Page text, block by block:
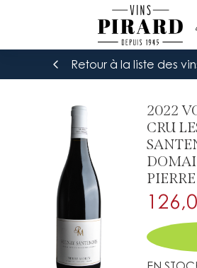
Retour à la liste des
2022
CRU